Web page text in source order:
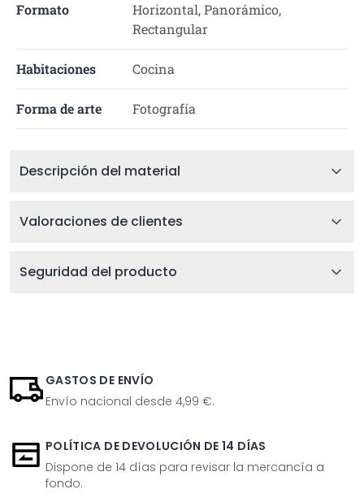
Formato
Horizontal, Panorámico,
Rectangular
Habitaciones Cocina
Forma de arte Fotografía
Descripción del material
Valoraciones de clientes
Seguridad del producto
GASTOS DE ENVÍO
Envío nacional desde 4,99 €.
POLÍTICA DE DEVOLUCIÓN DE 14 DÍAS
Dispone de 14 días para revisar la mercancía a
fondo.